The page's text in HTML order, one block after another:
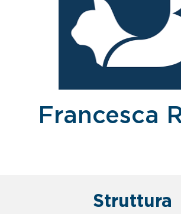
Francesca
Struttura